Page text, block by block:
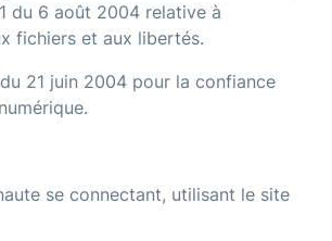
du 6 août 2004 relative à
fichiers et aux libertés.
21 juin 2004 pour la confiance
se connectant, utilisant le site